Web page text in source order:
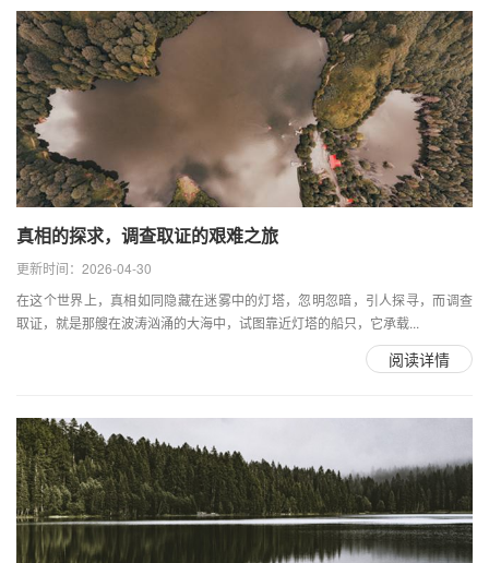
真相的探求，调查取证的艰难之旅
更新时间：2026-04-30
在这个世界上，真相如同隐藏在迷雾中的灯塔，忽明忽暗，引人探寻，而调查
取证，就是那艘在波涛汹涌的大海中，试图靠近灯塔的船只，它承载...
阅读详情